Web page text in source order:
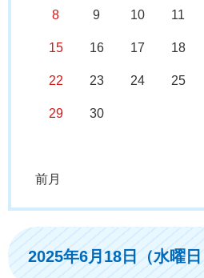
8 9 10 11
15 16 17 18
22 23 24 25
29 30
前月
2025年6月18日（水曜